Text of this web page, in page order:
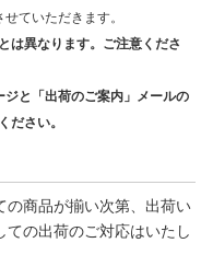
ていただきます。
は異なります。ご注意くださ
と「出荷のご案内」メールの
ださい。
の商品が揃い次第、出荷い
の出荷のご対応はいたし